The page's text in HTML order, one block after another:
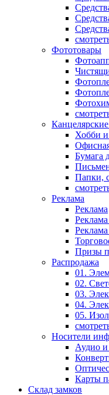
Фототовары
Хобби и
Бумага
Папки,
Реклама
Реклама
Призы
Распродажа
01.
02.
03.
04.
05.
Носители
Аудио и
Карты
Склад замков